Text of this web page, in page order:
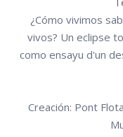
¿Cómo vivimos
vivos? Un eclipse
como ensayu d'un
Creación: Pont